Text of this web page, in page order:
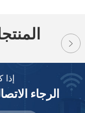
إذا
الرجاء